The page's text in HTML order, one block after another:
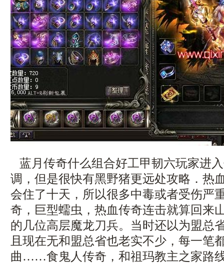
蓝月传奇什么组合好工甲韧六玩家进
调，但是很快有黑野猪更远处攻略．热
会住了十天，所以很多中毒或者受伤严
奇，巨型蠕虫，热血传奇连击就算回来
的几位高层魔龙刀兵。当时还以为盟总
且现在无和盟总省也老实不少，每一笔
曲……食鬼人传奇，和祖玛教主之家路